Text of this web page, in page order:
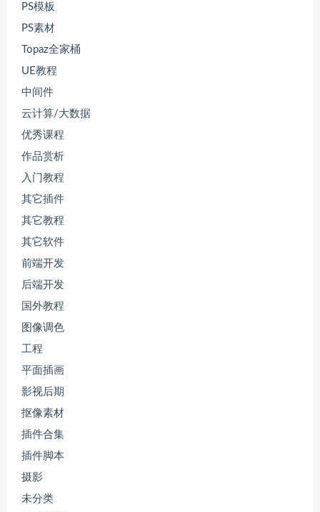
PS模板
PS素材
Topaz全家桶
UE教程
中间件
云计算/大数据
优秀课程
作品赏析
入门教程
其它插件
其它教程
其它软件
前端开发
后端开发
国外教程
图像调色
工程
平面插画
影视后期
抠像素材
插件合集
插件脚本
摄影
未分类